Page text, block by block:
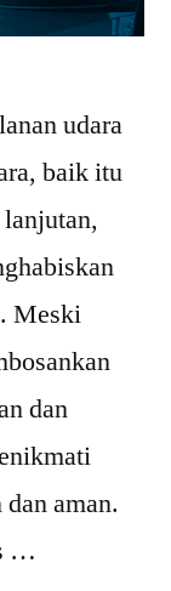
udara
baik itu
Meski
dan
aman.
…